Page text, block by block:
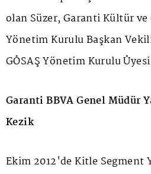
olan Süzer, Garanti Kültür
Yönetim Kurulu Başkan
GÖSAŞ Yönetim Kurulu
Garanti BBVA Genel Müdür
Kezik
Ekim 2012'de Kitle Segment